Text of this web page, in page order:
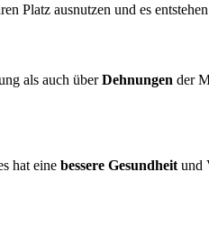
Platz ausnutzen und es entstehen
als auch überDehnungen der
hat eine bessere Gesundheit und